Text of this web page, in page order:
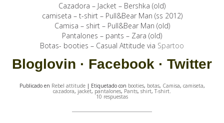
Cazadora – Jacket – Bershka (old)
camiseta – t-shirt – Pull&Bear Man (ss 2012)
Camisa – shirt – Pull&Bear Man (old)
Pantalones – pants – Zara (old)
Botas- booties – Casual Attitude via Spartoo
Bloglovin · Facebook · Twitter
Publicado en Rebel attitude| Etiquetado con booties, botas, Camisa, camiseta,
cazadora, jacket, pantalones, Pants, shirt, T-shirt
10 respuestas